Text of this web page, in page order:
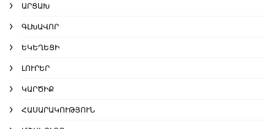
ԱՐՑԱԽ
ԳԼԽԱՎՈՐ
ԵԿԵՂԵՑԻ
ԼՈՒՐԵՐ
ԿԱՐԾԻՔ
ՀԱՍԱՐԱԿՈՒԹՅՈՒՆ